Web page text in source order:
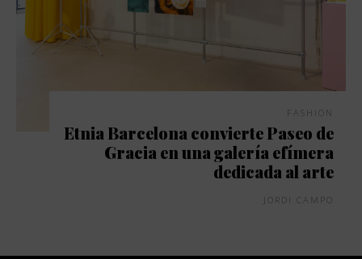
FASHION
Etnia Barcelona convierte Paseo de
Gracia en una galería efímera
dedicada al arte
JORDI CAMPO